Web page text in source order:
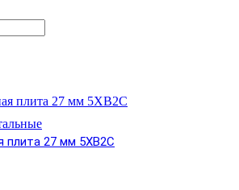
плита 27 мм 5ХВ2С